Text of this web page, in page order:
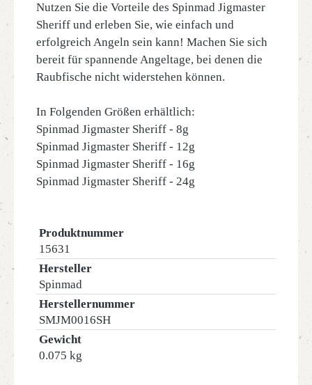
Nutzen Sie die Vorteile des Spinmad Jigmaster
Sheriff und erleben Sie, wie einfach und
erfolgreich Angeln sein kann! Machen Sie sich
bereit für spannende Angeltage, bei denen die
Raubfische nicht widerstehen können.
In Folgenden Größen erhältlich:
Spinmad Jigmaster Sheriff - 8g
Spinmad Jigmaster Sheriff - 12g
Spinmad Jigmaster Sheriff - 16g
Spinmad Jigmaster Sheriff - 24g
Produktnummer
15631
Hersteller
Spinmad
Herstellernummer
SMJM0016SH
Gewicht
0.075 kg